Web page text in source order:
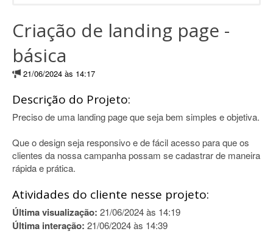
Criação de landing page -
básica
21/06/2024 às 14:17
Descrição do Projeto:
Preciso de uma landing page que seja bem simples e objetiva.
Que o design seja responsivo e de fácil acesso para que os
clientes da nossa campanha possam se cadastrar de maneira
rápida e prática.
Atividades do cliente nesse projeto:
Última visualização: 21/06/2024 às 14:19
Última interação: 21/06/2024 às 14:39